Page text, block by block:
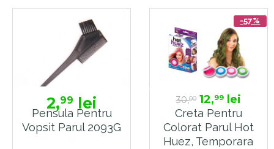
2,99 lei
Pensula Pentru
Vopsit Parul 2093G
-57%
30,00 12,99 lei
Creta Pentru
Colorat Parul Hot
Huez, Temporara